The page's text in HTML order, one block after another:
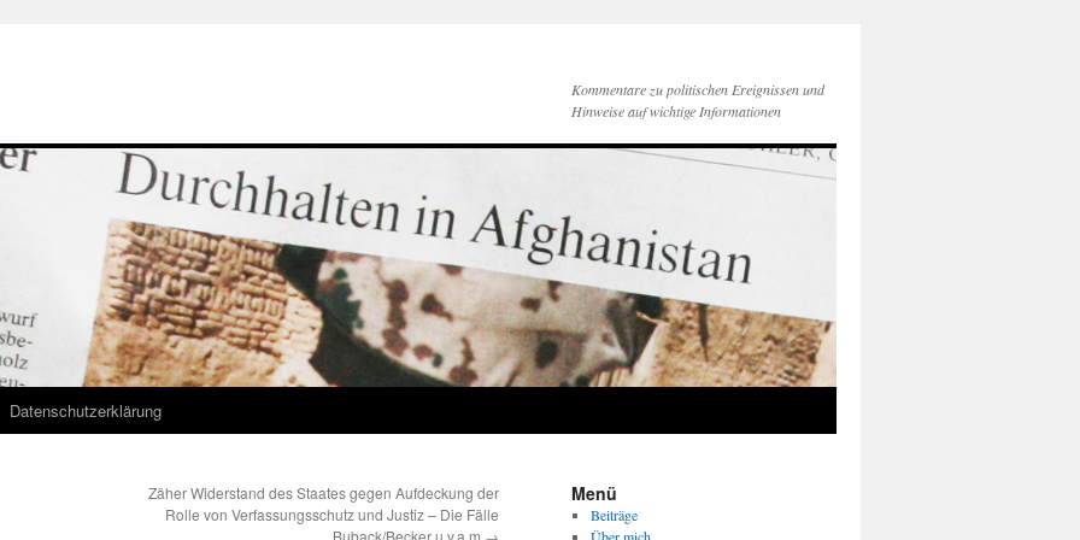
Kommentare zu politischen Ereignissen und
Hinweise auf wichtige Informationen
Datenschutzerklärung
Zäher Widerstand des Staates gegen Aufdeckung der
Rolle von Verfassungsschutz und Justiz – Die Fälle
Buback/Becker u.v.a.m →
Menü
Beiträge